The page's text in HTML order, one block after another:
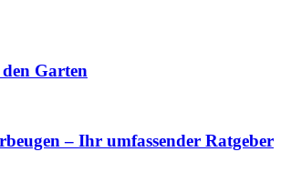
Garten
– Ihr umfassender Ratgeber